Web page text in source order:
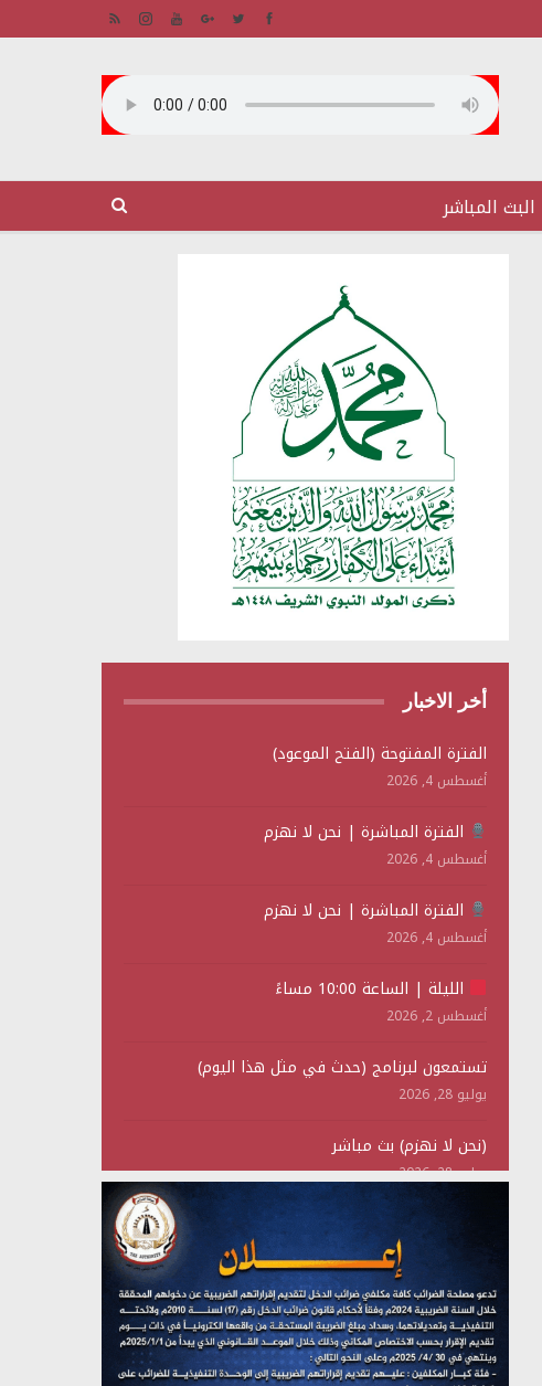
البث المباشر
أخر الاخبار
الفترة المفتوحة (الفتح الموعود)
أغسطس 4, 2026
الفترة المباشرة | نحن لا نهزم
أغسطس 4, 2026
الفترة المباشرة | نحن لا نهزم
أغسطس 4, 2026
الليلة | الساعة 10:00 مساءً
أغسطس 2, 2026
تستمعون لبرنامج (حدث في مثل هذا اليوم)
يوليو 28, 2026
(نحن لا نهزم) بث مباشر
يوليو 28, 2026
تستمعون لبرنامج (هندسة الوهم)
مؤتمر صحفي لمركز عين الإنسانية حول جرائم تحالف
العدوان على اليمن
يوليو 27, 2026